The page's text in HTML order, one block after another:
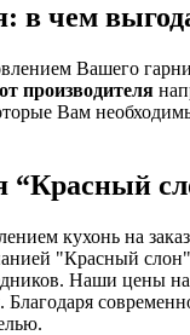
в чем
Вашего
производителя
Вам
“Красный
кухонь на
"Красный
Наши цены